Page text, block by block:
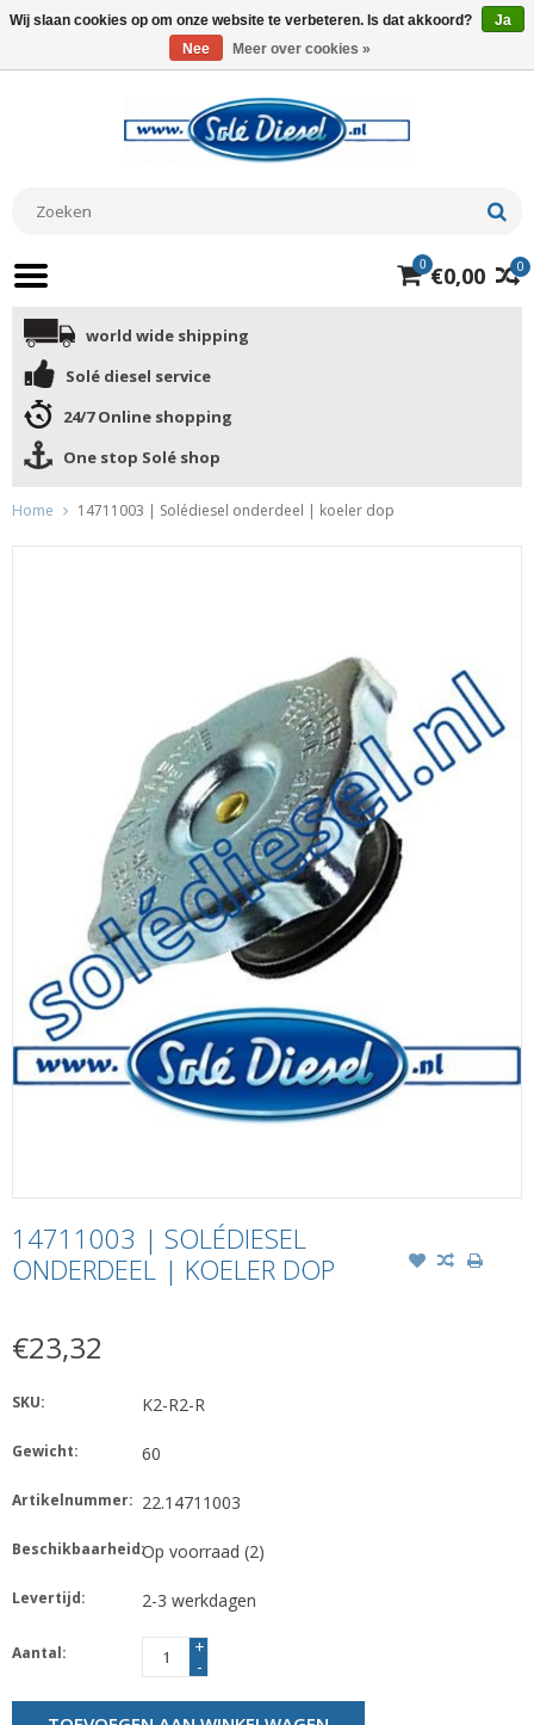
0
0 €0,00
world wide shipping
Solé diesel service
24/7 Online shopping
One stop Solé shop
Home 14711003 | Solédiesel onderdeel | koeler dop
14711003 | SOLÉDIESEL
ONDERDEEL | KOELER DOP
€23,32
SKU: K2-R2-R
Gewicht: 60
Artikelnummer: 22.14711003
Beschikbaarheid:Op voorraad (2)
Levertijd: 2-3 werkdagen
Aantal:
+
-
Wij slaan cookies op om onze website te verbeteren. Is dat akkoord?
Ja
Nee
Meer over cookies »